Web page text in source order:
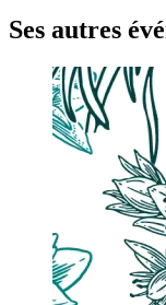
Ses autres